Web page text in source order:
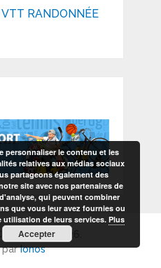
RANDONNÉE
© 2026.
parIonos
personnaliser le contenu et les
relatives aux médias sociaux
partageons également des
site avec nos partenaires de
qui peuvent combiner
que vous leur avez fournies ou
de leurs services.Plus
Accepter